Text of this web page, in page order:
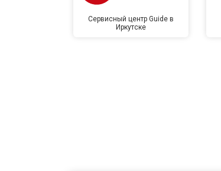
Сервисный центр Guide в
Иркутске